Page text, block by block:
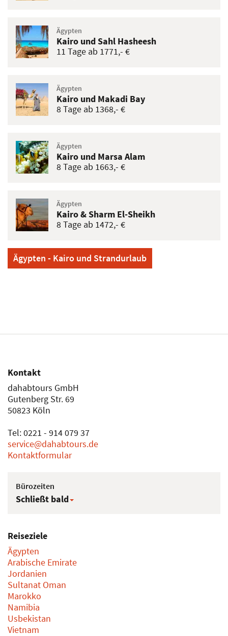
Ägypten
Kairo und Sahl Hasheesh
11 Tage ab 1771,- €
Ägypten
Kairo und Makadi Bay
8 Tage ab 1368,- €
Ägypten
Kairo und Marsa Alam
8 Tage ab 1663,- €
Ägypten
Kairo & Sharm El-Sheikh
8 Tage ab 1472,- €
Ägypten - Kairo und Strandurlaub
Kontakt
dahabtours GmbH
Gutenberg Str. 69
50823 Köln
Tel: 0221 - 914 079 37
service@dahabtours.de
Kontaktformular
Bürozeiten
Schließt bald
Reiseziele
Ägypten
Arabische Emirate
Jordanien
Sultanat Oman
Marokko
Namibia
Usbekistan
Vietnam